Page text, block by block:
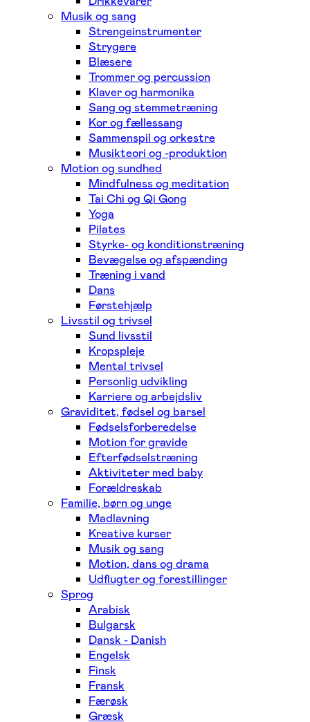
Musik og sang
Strengeinstrumenter
Strygere
Blæsere
Trommer og percussion
Klaver og harmonika
Sang og stemmetræning
Kor og fællessang
Sammenspil og orkestre
Musikteori og -produktion
Motion og sundhed
Mindfulness og meditation
Tai Chi og Qi Gong
Yoga
Pilates
Styrke- og konditionstræning
Bevægelse og afspænding
Træning i vand
Dans
Førstehjælp
Livsstil og trivsel
Sund livsstil
Kropspleje
Mental trivsel
Personlig udvikling
Karriere og arbejdsliv
Graviditet, fødsel og barsel
Fødselsforberedelse
Motion for gravide
Efterfødselstræning
Aktiviteter med baby
Forældreskab
Familie, børn og unge
Madlavning
Kreative kurser
Musik og sang
Motion, dans og drama
Udflugter og forestillinger
Sprog
Arabisk
Bulgarsk
Dansk - Danish
Engelsk
Finsk
Fransk
Færøsk
Græsk